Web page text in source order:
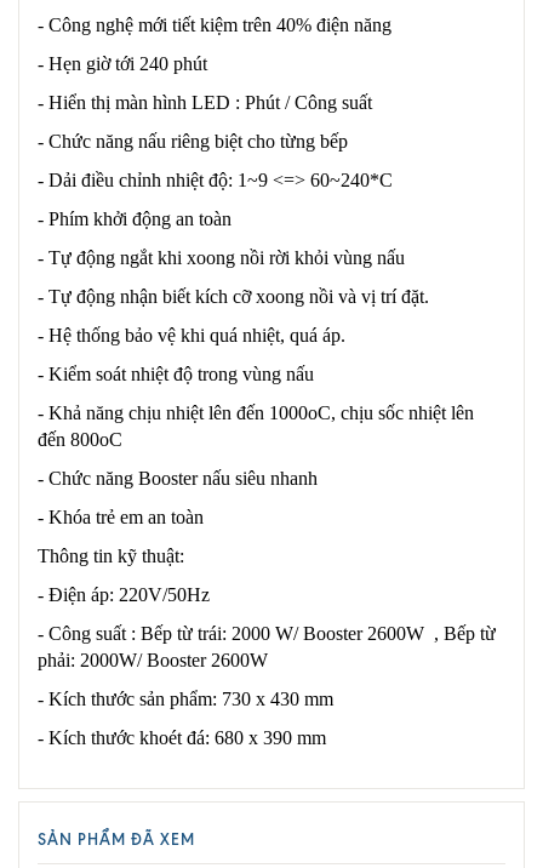
- Công nghệ mới tiết kiệm trên 40% điện năng
- Hẹn giờ tới 240 phút
- Hiển thị màn hình LED : Phút / Công suất
- Chức năng nấu riêng biệt cho từng bếp
- Dải điều chỉnh nhiệt độ: 1~9 <=> 60~240*C
- Phím khởi động an toàn
- Tự động ngắt khi xoong nồi rời khỏi vùng nấu
- Tự động nhận biết kích cỡ xoong nồi và vị trí đặt.
- Hệ thống bảo vệ khi quá nhiệt, quá áp.
- Kiểm soát nhiệt độ trong vùng nấu
- Khả năng chịu nhiệt lên đến 1000oC, chịu sốc nhiệt lên
đến 800oC
- Chức năng Booster nấu siêu nhanh
- Khóa trẻ em an toàn
Thông tin kỹ thuật:
- Điện áp: 220V/50Hz
- Công suất : Bếp từ trái: 2000 W/ Booster 2600W , Bếp từ
phải: 2000W/ Booster 2600W
- Kích thước sản phẩm: 730 x 430 mm
- Kích thước khoét đá: 680 x 390 mm
SẢN PHẨM ĐÃ XEM